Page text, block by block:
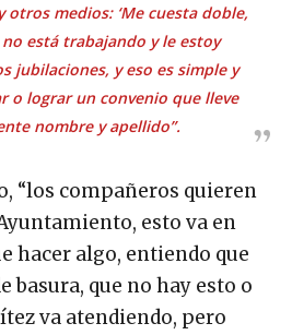
otros medios: ‘Me cuesta doble,
está trabajando y le estoy
jubilaciones, y eso es simple y
o lograr un convenio que lleve
nombre y apellido”.
“los compañeros quieren
esto va en
hacer algo, entiendo que
basura, que no hay esto o
va atendiendo, pero